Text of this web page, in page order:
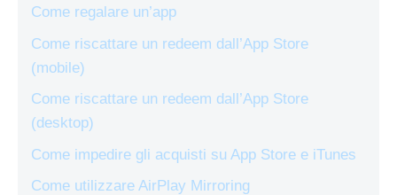
Come regalare un’app
Come riscattare un redeem dall’App Store
(mobile)
Come riscattare un redeem dall’App Store
(desktop)
Come impedire gli acquisti su App Store e iTunes
Come utilizzare AirPlay Mirroring